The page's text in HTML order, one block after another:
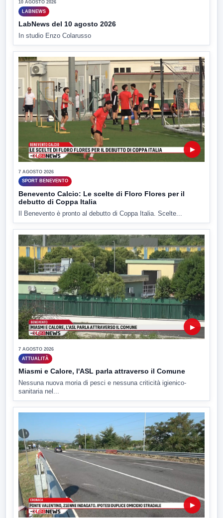
10 AGOSTO 2026
LABNEWS
LabNews del 10 agosto 2026
In studio Enzo Colarusso
▶
7 AGOSTO 2026
SPORT BENEVENTO
Benevento Calcio: Le scelte di Floro Flores per il
debutto di Coppa Italia
Il Benevento è pronto al debutto di Coppa Italia. Scelte...
▶
7 AGOSTO 2026
ATTUALITÀ
Miasmi e Calore, l'ASL parla attraverso il Comune
Nessuna nuova moria di pesci e nessuna criticità igienico-
sanitaria nel...
▶